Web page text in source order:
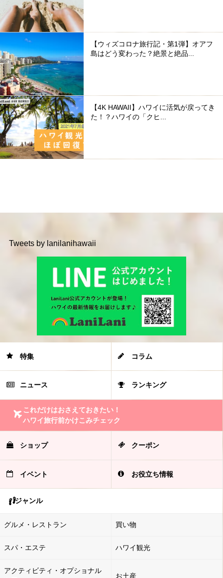
【ウィズコロナ旅行記・第1弾】オアフ
島はどう変わった？絶景と絶品...
【4K HAWAII】ハワイに活気が戻ってき
た！？ハワイの「クヒ...
Tweets by lanilanihawaii
特集 コラム
ニュース ランキング
これだけはおさえておきたい！
ハワイ旅行前かけこみチェック
ショップ クーポン
イベント お役立ち情報
ジャンル
グルメ・レストラン 買い物
スパ・エステ ハワイ観光
アクティビティ・オプショナル
お土産